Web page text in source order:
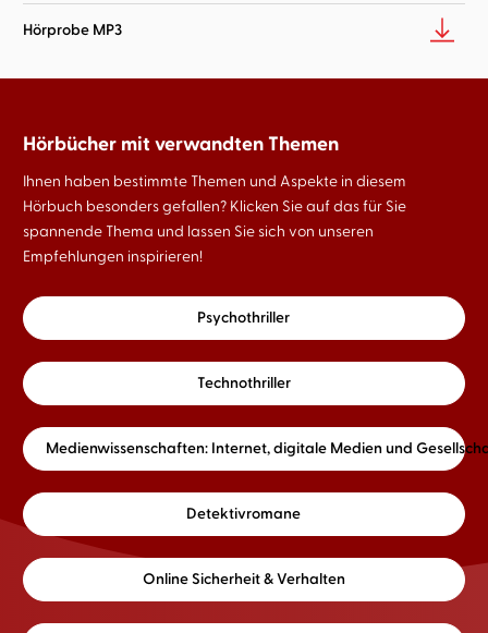
Hörprobe MP3
Hörbücher mit verwandten Themen
Ihnen haben bestimmte Themen und Aspekte in diesem
Hörbuch besonders gefallen? Klicken Sie auf das für Sie
spannende Thema und lassen Sie sich von unseren
Empfehlungen inspirieren!
Psychothriller
Technothriller
Medienwissenschaften: Internet, digitale Medien und
Detektivromane
Online Sicherheit & Verhalten